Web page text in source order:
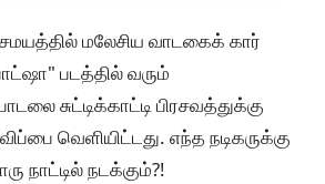
சமயத்தில் மலேசிய வாடகைக் கார்
படத்தில் வரும்
சுட்டிக்காட்டி பிரசவத்துக்கு
வெளியிட்டது. எந்த நடிகருக்கு
நடக்கும்?!